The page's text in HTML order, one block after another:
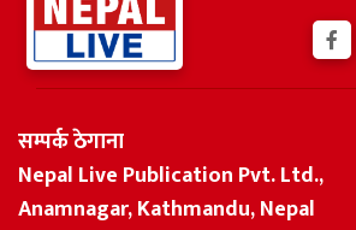
सम्पर्क ठेगाना
Nepal Live Publication Pvt. Ltd.,
Anamnagar, Kathmandu, Nepal